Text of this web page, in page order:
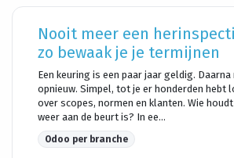
Nooit meer een
zo bewaak je je termijnen
Een keuring is een paar jaar geldig.
opnieuw. Simpel, tot je er honderden hebt
over scopes, normen en klanten. Wie
weer aan de beurt is? In ee...
Odoo per branche